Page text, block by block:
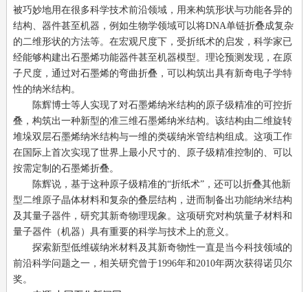
被巧妙地用在很多科学技术前沿领域，用来构筑形状与功能各异的
结构、器件甚至机器，例如生物学领域可以将DNA单链折叠成复杂
的二维形状的方法等。在宏观尺度下，受折纸术的启发，科学家已
经能够构建出石墨烯功能器件甚至机器模型。理论预测发现，在原
子尺度，通过对石墨烯的弯曲折叠，可以构筑出具有新奇电子学特
性的纳米结构。
陈辉博士等人实现了对石墨烯纳米结构的原子级精准的可控折
叠，构筑出一种新型的准三维石墨烯纳米结构。该结构由二维旋转
堆垛双层石墨烯纳米结构与一维的类碳纳米管结构组成。这项工作
在国际上首次实现了世界上最小尺寸的、原子级精准控制的、可以
按需定制的石墨烯折叠。
陈辉说，基于这种原子级精准的“折纸术”，还可以折叠其他新
型二维原子晶体材料和复杂的叠层结构，进而制备出功能纳米结构
及其量子器件，研究其新奇物理现象。这项研究对构筑量子材料和
量子器件（机器）具有重要的科学与技术上的意义。
探索新型低维碳纳米材料及其新奇物性一直是当今科技领域的
前沿科学问题之一，相关研究曾于1996年和2010年两次获得诺贝尔
奖。